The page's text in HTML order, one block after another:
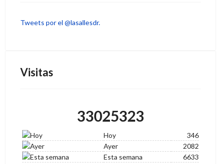
Tweets por el @lasallesdr.
Visitas
33025323
Hoy
346
Ayer
2082
Esta semana
6633